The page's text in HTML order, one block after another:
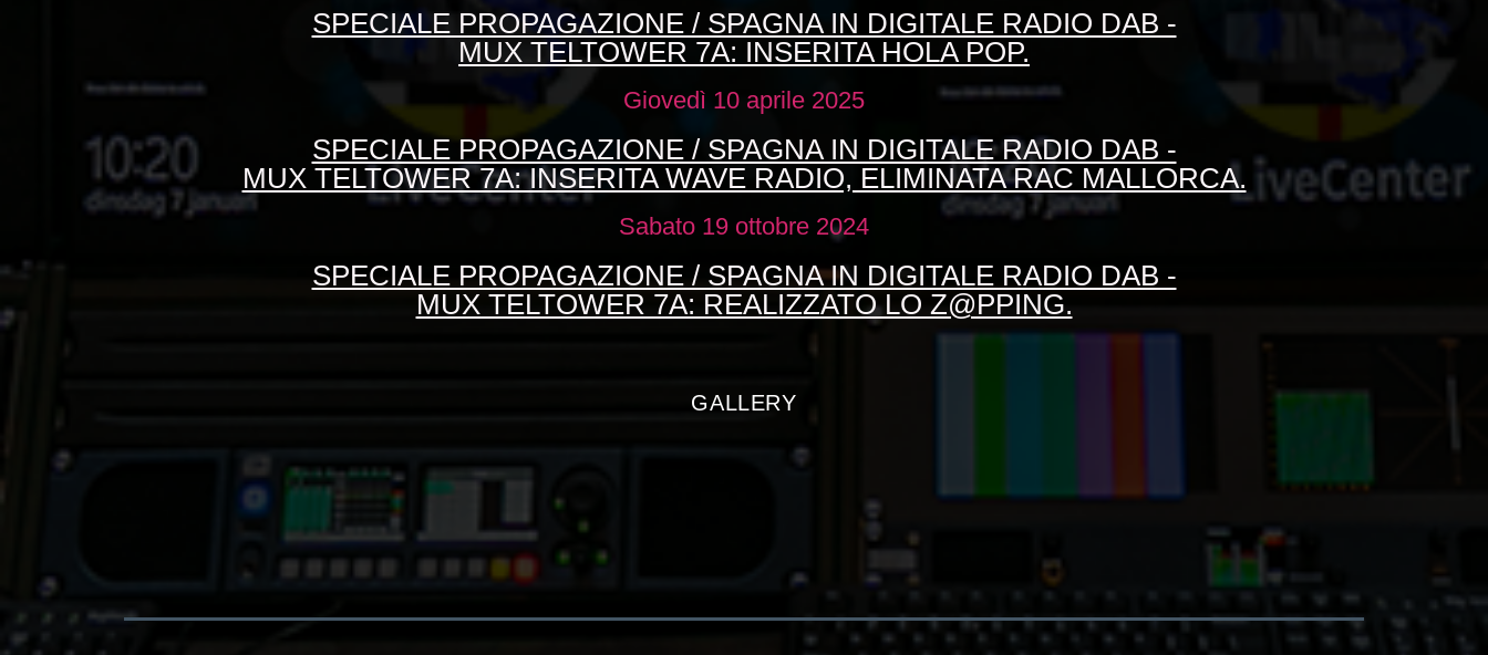
SPECIALE PROPAGAZIONE / SPAGNA IN DIGITALE RADIO DAB -
MUX TELTOWER 7A: INSERITA HOLA POP.
Giovedì 10 aprile 2025
SPECIALE PROPAGAZIONE / SPAGNA IN DIGITALE RADIO DAB -
MUX TELTOWER 7A: INSERITA WAVE RADIO, ELIMINATA RAC MALLORCA.
Sabato 19 ottobre 2024
SPECIALE PROPAGAZIONE / SPAGNA IN DIGITALE RADIO DAB -
MUX TELTOWER 7A: REALIZZATO LO Z@PPING.
GALLERY